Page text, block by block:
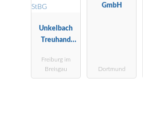
Unkelbach
Treuhand
StBG
Freiburg im
Breisgau
GmbH
Dortmund